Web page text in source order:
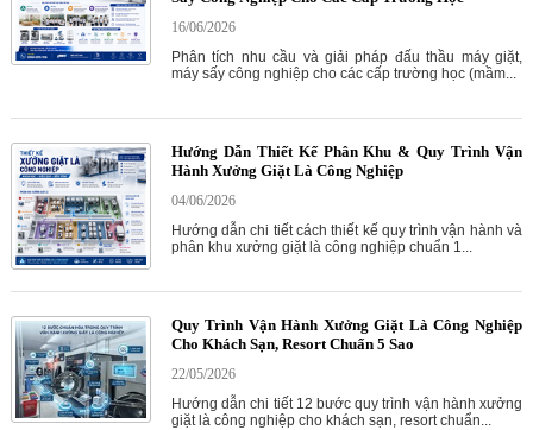
16/06/2026
Phân tích nhu cầu và giải pháp đấu thầu máy giặt,
máy sấy công nghiệp cho các cấp trường học (mầm...
Hướng Dẫn Thiết Kế Phân Khu & Quy Trình Vận
Hành Xưởng Giặt Là Công Nghiệp
04/06/2026
Hướng dẫn chi tiết cách thiết kế quy trình vận hành và
phân khu xưởng giặt là công nghiệp chuẩn 1...
Quy Trình Vận Hành Xưởng Giặt Là Công Nghiệp
Cho Khách Sạn, Resort Chuẩn 5 Sao
22/05/2026
Hướng dẫn chi tiết 12 bước quy trình vận hành xưởng
giặt là công nghiệp cho khách sạn, resort chuẩn...